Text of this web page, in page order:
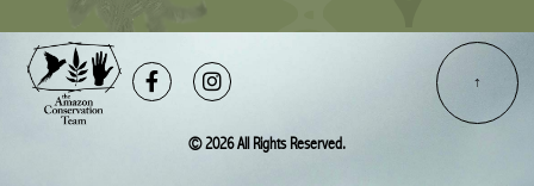
Facebook-
f
Instagram
© 2026 All Rights Reserved.